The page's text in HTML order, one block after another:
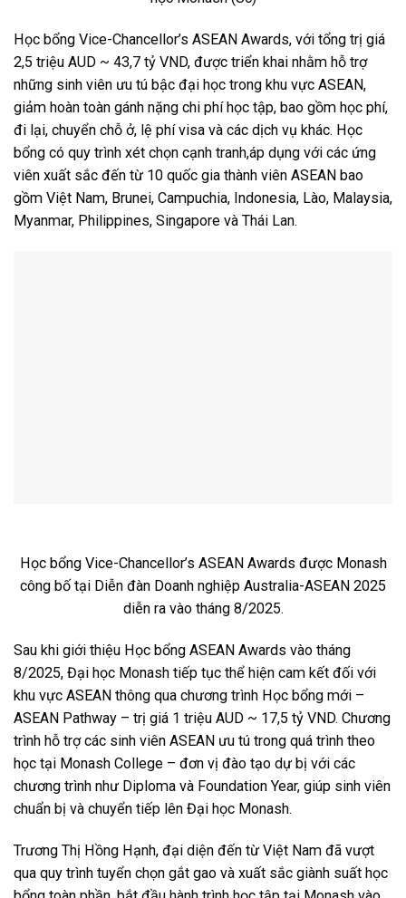
Học bổng Vice-Chancellor’s ASEAN Awards, với tổng trị giá
2,5 triệu AUD ~ 43,7 tỷ VND, được triển khai nhằm hỗ trợ
những sinh viên ưu tú bậc đại học trong khu vực ASEAN,
giảm hoàn toàn gánh nặng chi phí học tập, bao gồm học phí,
đi lại, chuyển chỗ ở, lệ phí visa và các dịch vụ khác. Học
bổng có quy trình xét chọn cạnh tranh,áp dụng với các ứng
viên xuất sắc đến từ 10 quốc gia thành viên ASEAN bao
gồm Việt Nam, Brunei, Campuchia, Indonesia, Lào, Malaysia,
Myanmar, Philippines, Singapore và Thái Lan.
Học bổng Vice-Chancellor’s ASEAN Awards được Monash
công bố tại Diễn đàn Doanh nghiệp Australia-ASEAN 2025
diễn ra vào tháng 8/2025.
Sau khi giới thiệu Học bổng ASEAN Awards vào tháng
8/2025, Đại học Monash tiếp tục thể hiện cam kết đối với
khu vực ASEAN thông qua chương trình Học bổng mới –
ASEAN Pathway – trị giá 1 triệu AUD ~ 17,5 tỷ VND. Chương
trình hỗ trợ các sinh viên ASEAN ưu tú trong quá trình theo
học tại Monash College – đơn vị đào tạo dự bị với các
chương trình như Diploma và Foundation Year, giúp sinh viên
chuẩn bị và chuyển tiếp lên Đại học Monash.
Trương Thị Hồng Hạnh, đại diện đến từ Việt Nam đã vượt
qua quy trình tuyển chọn gắt gao và xuất sắc giành suất học